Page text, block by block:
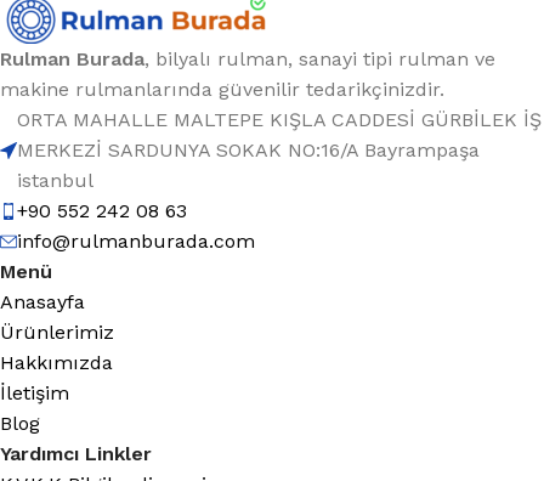
Rulman Burada, bilyalı rulman, sanayi tipi rulman ve
makine rulmanlarında güvenilir tedarikçinizdir.
ORTA MAHALLE MALTEPE KIŞLA CADDESİ GÜRBİLEK İŞ
MERKEZİ SARDUNYA SOKAK NO:16/A Bayrampaşa
istanbul
+90 552 242 08 63
info@rulmanburada.com
Menü
Anasayfa
Ürünlerimiz
Hakkımızda
İletişim
Blog
Yardımcı Linkler